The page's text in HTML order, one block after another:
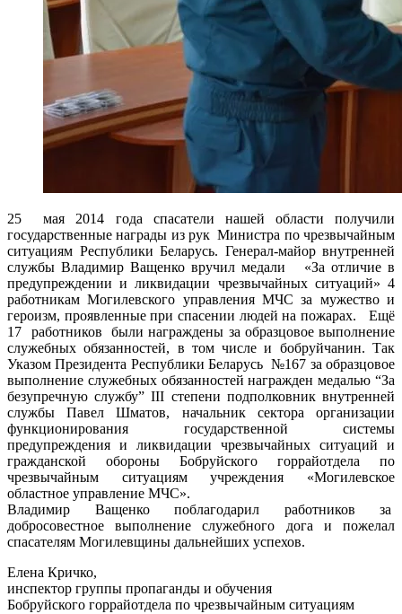
25 мая 2014 года спасатели нашей области получили
государственные награды из рук Министра по чрезвычайным
ситуациям Республики Беларусь. Генерал-майор внутренней
службы Владимир Ващенко вручил медали «За отличие в
предупреждении и ликвидации чрезвычайных ситуаций» 4
работникам Могилевского управления МЧС за мужество и
героизм, проявленные при спасении людей на пожарах. Ещё
17 работников были награждены за образцовое выполнение
служебных обязанностей, в том числе и бобруйчанин. Так
Указом Президента Республики Беларусь №167 за образцовое
выполнение служебных обязанностей награжден медалью “За
безупречную службу” ІІІ степени подполковник внутренней
службы Павел Шматов, начальник сектора организации
функционирования государственной системы
предупреждения и ликвидации чрезвычайных ситуаций и
гражданской обороны Бобруйского горрайотдела по
чрезвычайным ситуациям учреждения «Могилевское
областное управление МЧС».
Владимир Ващенко поблагодарил работников за
добросовестное выполнение служебного дога и пожелал
спасателям Могилевщины дальнейших успехов.
Елена Кричко,
инспектор группы пропаганды и обучения
Бобруйского горрайотдела по чрезвычайным ситуациям